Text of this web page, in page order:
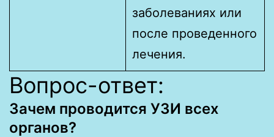
заболеваниях или
после проведенного
лечения.
Вопрос-ответ:
Зачем проводится УЗИ всех
органов?